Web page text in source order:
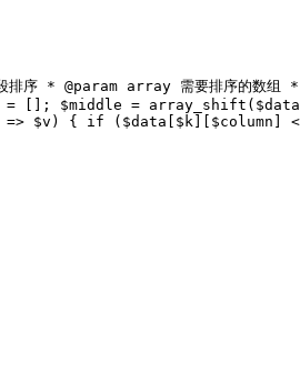
排序 * @param array 需要排序的数组
= [];
$middle =
=> $v) { if ($data[$k][$column]